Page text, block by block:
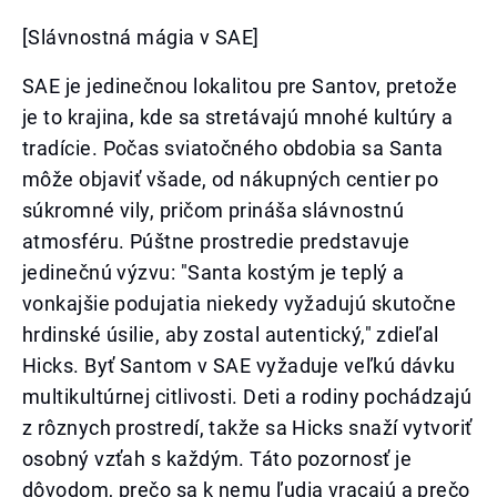
[Slávnostná mágia v SAE]
SAE je jedinečnou lokalitou pre Santov, pretože
je to krajina, kde sa stretávajú mnohé kultúry a
tradície. Počas sviatočného obdobia sa Santa
môže objaviť všade, od nákupných centier po
súkromné vily, pričom prináša slávnostnú
atmosféru. Púštne prostredie predstavuje
jedinečnú výzvu: "Santa kostým je teplý a
vonkajšie podujatia niekedy vyžadujú skutočne
hrdinské úsilie, aby zostal autentický," zdieľal
Hicks. Byť Santom v SAE vyžaduje veľkú dávku
multikultúrnej citlivosti. Deti a rodiny pochádzajú
z rôznych prostredí, takže sa Hicks snaží vytvoriť
osobný vzťah s každým. Táto pozornosť je
dôvodom, prečo sa k nemu ľudia vracajú a prečo